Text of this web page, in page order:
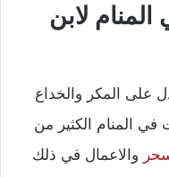
لابن
على المكر والخداع
المنام الكثير من
والاعمال في ذلك